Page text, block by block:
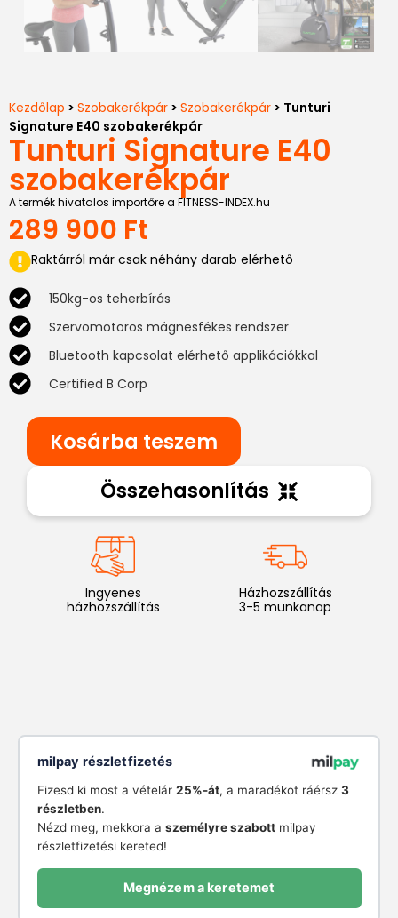
Kezdőlap > Szobakerékpár > Szobakerékpár > Tunturi
Signature E40 szobakerékpár
Tunturi Signature E40
szobakerékpár
A termék hivatalos importőre a FITNESS-INDEX.hu
289 900 Ft
Raktárról már csak néhány darab elérhető
150kg-os teherbírás
Szervomotoros mágnesfékes rendszer
Bluetooth kapcsolat elérhető applikációkkal
Certified B Corp
Kosárba teszem
Összehasonlítás
Ingyenes
házhozszállítás
Házhozszállítás
3-5 munkanap
milpay részletfizetés
Fizesd ki most a vételár 25%-át, a maradékot ráérsz 3
részletben.
Nézd meg, mekkora a személyre szabottmilpay
részletfizetési kereted!
Megnézem a keretemet